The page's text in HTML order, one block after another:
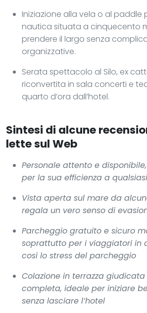
Iniziazione alla vela o al paddle
nautica situata a cinquecento
prendere il largo senza
organizzative.
Serata spettacolo al Silo, ex
riconvertita in sala concerti e
quarto d’ora dall’hotel.
Sintesi di alcune
lette sul Web
Personale attento e
per la sua efficienza a
Vista aperta sul mare da
regala un vero senso di
Parcheggio gratuito e sicuro
soprattutto per i viaggiatori in
così lo stress del parcheggio
Colazione in terrazza
completa, ideale per iniziare
senza lasciare l’hotel